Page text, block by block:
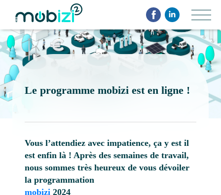
contenu
principal
Le programme mobizi est en ligne !
Vous l’attendiez avec impatience, ça y est il
est enfin là ! Après des semaines de travail,
nous sommes très heureux de vous dévoiler
la programmation
mobizi 2024
Panneau de gestion des cookies